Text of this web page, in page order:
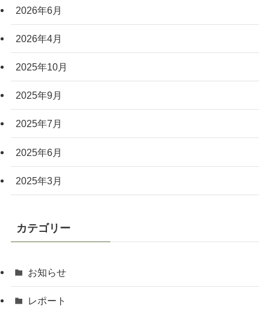
2026年6月
2026年4月
2025年10月
2025年9月
2025年7月
2025年6月
2025年3月
カテゴリー
お知らせ
レポート